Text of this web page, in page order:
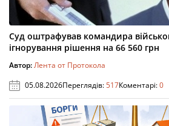
Суд оштрафував командира
ігнорування рішення на 66 560 грн
Автор:Лента от Протокола
05.08.2026Переглядів:517Коментарі:0